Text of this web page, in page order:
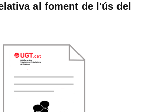
al foment de l'ús del